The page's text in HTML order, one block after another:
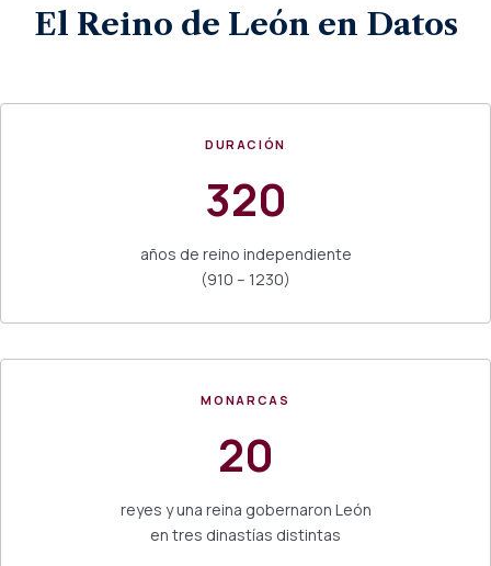
El Reino de León en Datos
DURACIÓN
320
años de reino independiente
(910 – 1230)
MONARCAS
20
reyes y una reina gobernaron León
en tres dinastías distintas